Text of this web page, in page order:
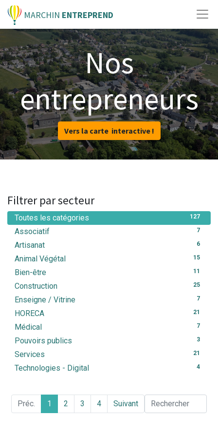
MARCHIN ENTREPREND
Nos
entrepreneurs
Vers la carte interactive !
Filtrer par secteur
127
Toutes les catégories
7
Associatif
6
Artisanat
15
Animal Végétal
11
Bien-être
25
Construction
7
Enseigne / Vitrine
21
HORECA
7
Médical
3
Pouvoirs publics
21
Services
4
Technologies - Digital
Préc. 1 2 3 4 Suivant